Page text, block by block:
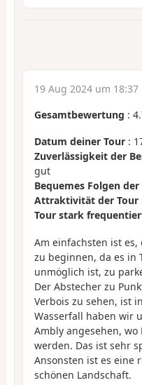
19 Aug 2024 um 18:37
Gesamtbewertung :
Datum deiner Tour :
Zuverlässigkeit der
gut
Bequemes Folgen der
Attraktivität der Tour
Tour stark
Am einfachsten ist
zu beginnen, da es in
unmöglich ist, zu
Der Abstecher zu
Verbois zu sehen, ist
Wasserfall haben wir
Ambly angesehen,
werden. Das ist sehr
Ansonsten ist es eine
schönen Landschaft.